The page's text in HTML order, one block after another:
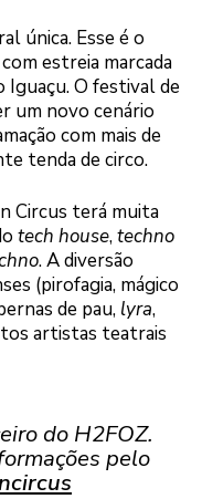
única. Esse é o
estreia marcada
Iguaçu. O festival de
um novo cenário
com mais de
tenda de circo.
Circus terá muita
tech house,techno
. A diversão
(pirofagia, mágico
de pau, lyra,
artistas teatrais
do H2FOZ.
pelo